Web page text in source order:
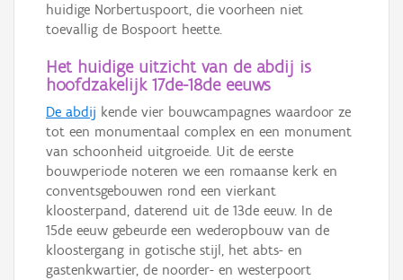
huidige Norbertuspoort, die voorheen niet
toevallig de Bospoort heette.
Het huidige uitzicht van de abdij is
hoofdzakelijk 17de-18de eeuws
De abdij kende vier bouwcampagnes waardoor ze
tot een monumentaal complex en een monument
van schoonheid uitgroeide. Uit de eerste
bouwperiode noteren we een romaanse kerk en
conventsgebouwen rond een vierkant
kloosterpand, daterend uit de 13de eeuw. In de
15de eeuw gebeurde een wederopbouw van de
kloostergang in gotische stijl, het abts- en
gastenkwartier, de noorder- en westerpoort